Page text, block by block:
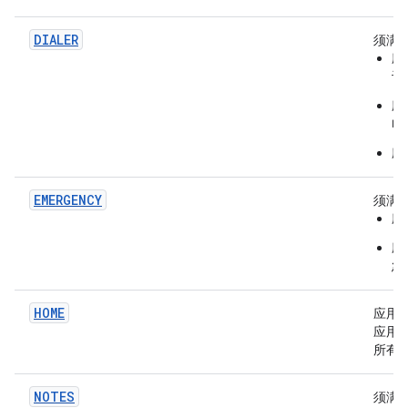
DIALER
须满
设
电
应
EMERGENCY
须满
应
急
HOME
应用
应用
所有
NOTES
须满